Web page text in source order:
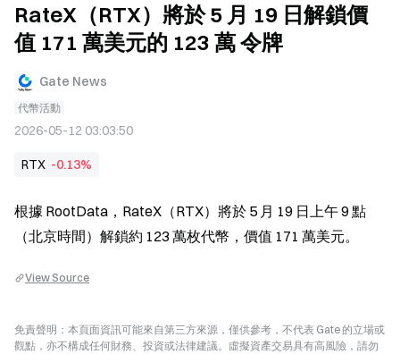
RateX（RTX）將於 5 月 19 日解鎖價
值 171 萬美元的 123 萬 令牌
Gate News
代幣活動
2026-05-12 03:03:50
RTX -0.13%
根據 RootData，RateX（RTX）將於 5 月 19 日上午 9 點
（北京時間）解鎖約 123 萬枚代幣，價值 171 萬美元。
View Source
免責聲明：本頁面資訊可能來自第三方來源，僅供參考，不代表 Gate 的立場或
觀點，亦不構成任何財務、投資或法律建議。虛擬資產交易具有高風險，請勿